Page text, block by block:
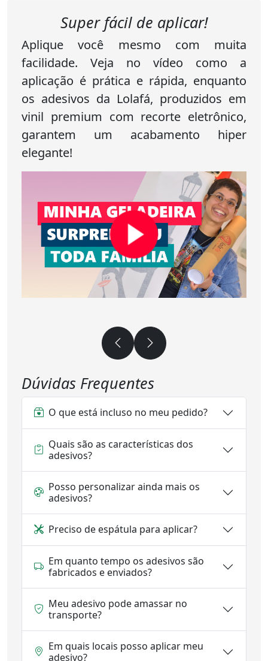
Super fácil de aplicar!
Aplique você mesmo com muita
facilidade. Veja no vídeo como a
aplicação é prática e rápida, enquanto
os adesivos da Lolafá, produzidos em
vinil premium com recorte eletrônico,
garantem um acabamento hiper
elegante!
Dúvidas Frequentes
O que está incluso no meu pedido?
Quais são as características dos
adesivos?
Posso personalizar ainda mais os
adesivos?
Preciso de espátula para aplicar?
Em quanto tempo os adesivos são
fabricados e enviados?
Meu adesivo pode amassar no
transporte?
Em quais locais posso aplicar meu
adesivo?